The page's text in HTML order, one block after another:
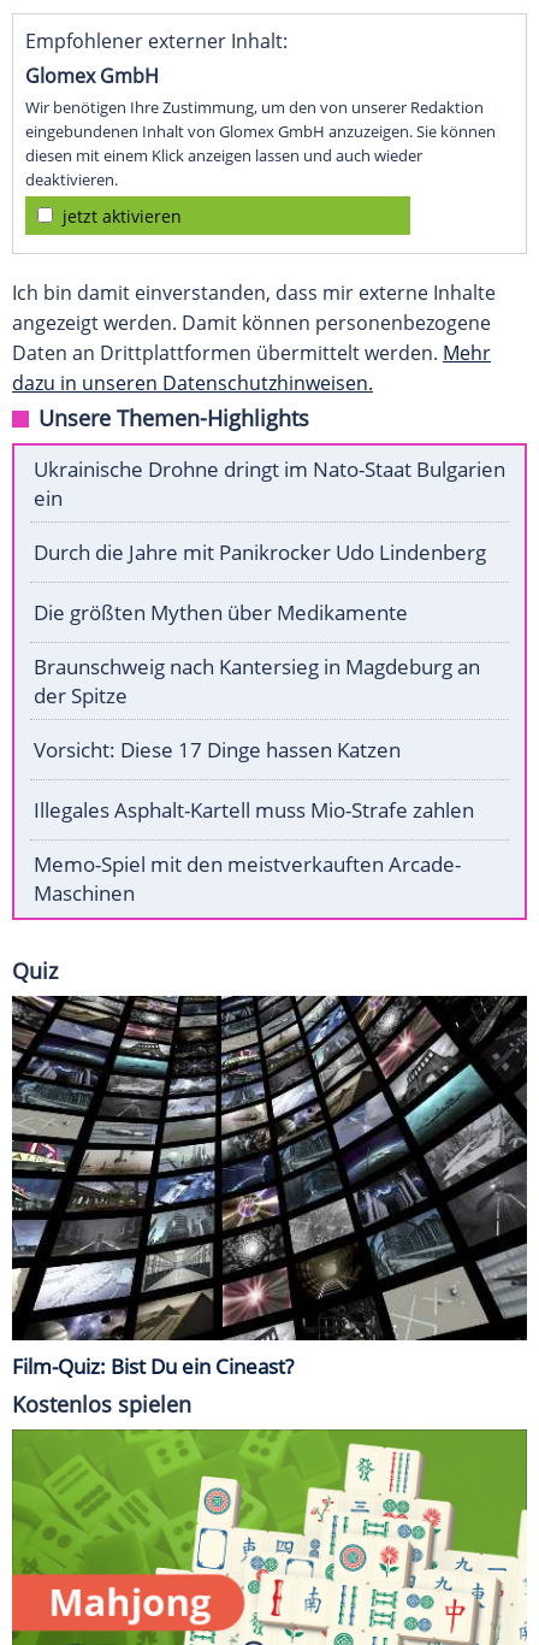
Empfohlener externer Inhalt:
Glomex GmbH
Wir benötigen Ihre Zustimmung, um den von unserer Redaktion
eingebundenen Inhalt von Glomex GmbH anzuzeigen. Sie können
diesen mit einem Klick anzeigen lassen und auch wieder
deaktivieren.
jetzt aktivieren
Ich bin damit einverstanden, dass mir externe Inhalte
angezeigt werden. Damit können personenbezogene
Daten an Drittplattformen übermittelt werden. Mehr
dazu in unseren Datenschutzhinweisen.
Unsere Themen-Highlights
Ukrainische Drohne dringt im Nato-Staat Bulgarien
ein
Durch die Jahre mit Panikrocker Udo Lindenberg
Die größten Mythen über Medikamente
Braunschweig nach Kantersieg in Magdeburg an
der Spitze
Vorsicht: Diese 17 Dinge hassen Katzen
Illegales Asphalt-Kartell muss Mio-Strafe zahlen
Memo-Spiel mit den meistverkauften Arcade-
Maschinen
Quiz
Film-Quiz: Bist Du ein Cineast?
Kostenlos spielen